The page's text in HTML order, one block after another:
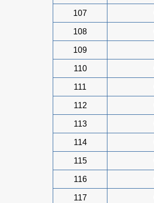
107
108
109
110
111
112
113
114
115
116
117